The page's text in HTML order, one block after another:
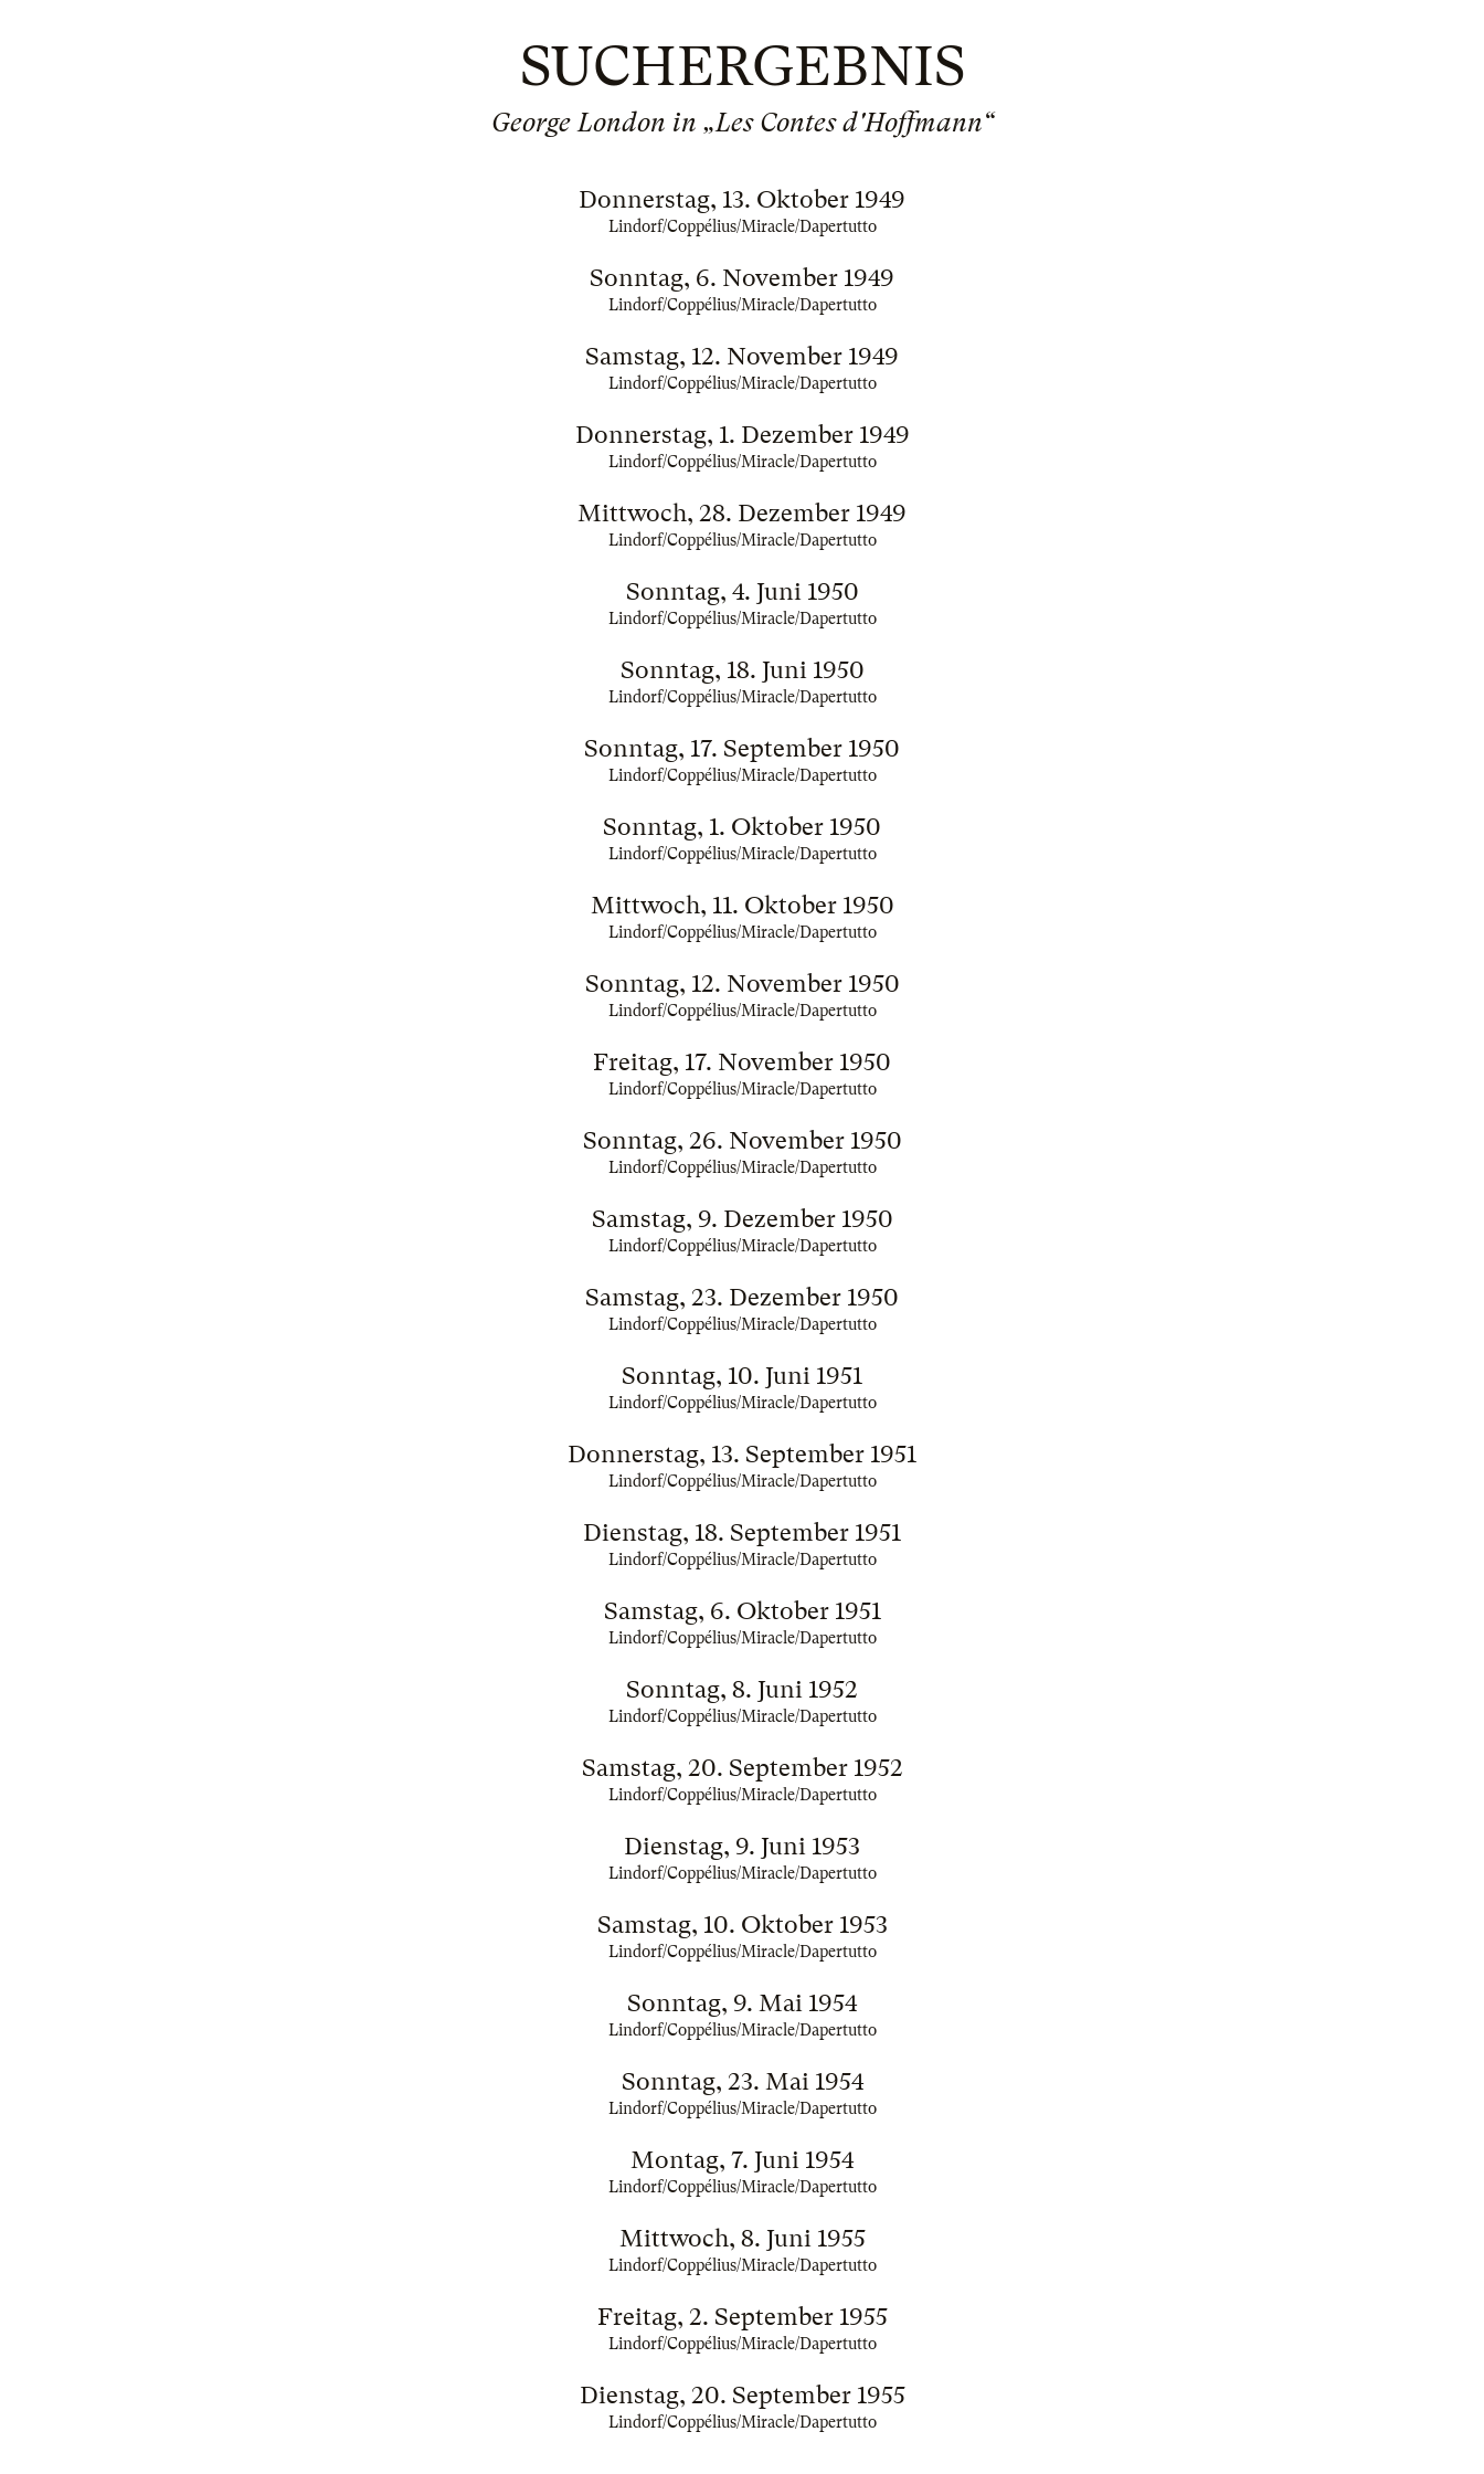
SUCHERGEBNIS
George London in „Les Contes d'Hoffmann“
Donnerstag, 13. Oktober 1949
Lindorf/Coppélius/Miracle/Dapertutto
Sonntag, 6. November 1949
Lindorf/Coppélius/Miracle/Dapertutto
Samstag, 12. November 1949
Lindorf/Coppélius/Miracle/Dapertutto
Donnerstag, 1. Dezember 1949
Lindorf/Coppélius/Miracle/Dapertutto
Mittwoch, 28. Dezember 1949
Lindorf/Coppélius/Miracle/Dapertutto
Sonntag, 4. Juni 1950
Lindorf/Coppélius/Miracle/Dapertutto
Sonntag, 18. Juni 1950
Lindorf/Coppélius/Miracle/Dapertutto
Sonntag, 17. September 1950
Lindorf/Coppélius/Miracle/Dapertutto
Sonntag, 1. Oktober 1950
Lindorf/Coppélius/Miracle/Dapertutto
Mittwoch, 11. Oktober 1950
Lindorf/Coppélius/Miracle/Dapertutto
Sonntag, 12. November 1950
Lindorf/Coppélius/Miracle/Dapertutto
Freitag, 17. November 1950
Lindorf/Coppélius/Miracle/Dapertutto
Sonntag, 26. November 1950
Lindorf/Coppélius/Miracle/Dapertutto
Samstag, 9. Dezember 1950
Lindorf/Coppélius/Miracle/Dapertutto
Samstag, 23. Dezember 1950
Lindorf/Coppélius/Miracle/Dapertutto
Sonntag, 10. Juni 1951
Lindorf/Coppélius/Miracle/Dapertutto
Donnerstag, 13. September 1951
Lindorf/Coppélius/Miracle/Dapertutto
Dienstag, 18. September 1951
Lindorf/Coppélius/Miracle/Dapertutto
Samstag, 6. Oktober 1951
Lindorf/Coppélius/Miracle/Dapertutto
Sonntag, 8. Juni 1952
Lindorf/Coppélius/Miracle/Dapertutto
Samstag, 20. September 1952
Lindorf/Coppélius/Miracle/Dapertutto
Dienstag, 9. Juni 1953
Lindorf/Coppélius/Miracle/Dapertutto
Samstag, 10. Oktober 1953
Lindorf/Coppélius/Miracle/Dapertutto
Sonntag, 9. Mai 1954
Lindorf/Coppélius/Miracle/Dapertutto
Sonntag, 23. Mai 1954
Lindorf/Coppélius/Miracle/Dapertutto
Montag, 7. Juni 1954
Lindorf/Coppélius/Miracle/Dapertutto
Mittwoch, 8. Juni 1955
Lindorf/Coppélius/Miracle/Dapertutto
Freitag, 2. September 1955
Lindorf/Coppélius/Miracle/Dapertutto
Dienstag, 20. September 1955
Lindorf/Coppélius/Miracle/Dapertutto